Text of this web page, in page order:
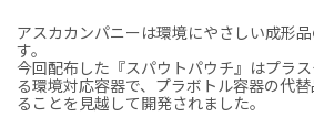
アスカカンパニーは環境にやさしい成形
す。
今回配布した『スパウトパウチ』はプラ
る環境対応容器で、プラボトル容器の代
ることを見越して開発されました。